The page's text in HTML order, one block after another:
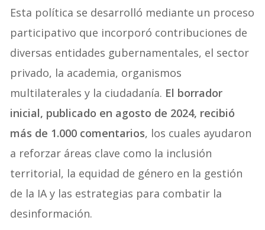
Esta política se desarrolló mediante un proceso
participativo que incorporó contribuciones de
diversas entidades gubernamentales, el sector
privado, la academia, organismos
multilaterales y la ciudadanía. El borrador
inicial, publicado en agosto de 2024, recibió
más de 1.000 comentarios, los cuales ayudaron
a reforzar áreas clave como la inclusión
territorial, la equidad de género en la gestión
de la IA y las estrategias para combatir la
desinformación.